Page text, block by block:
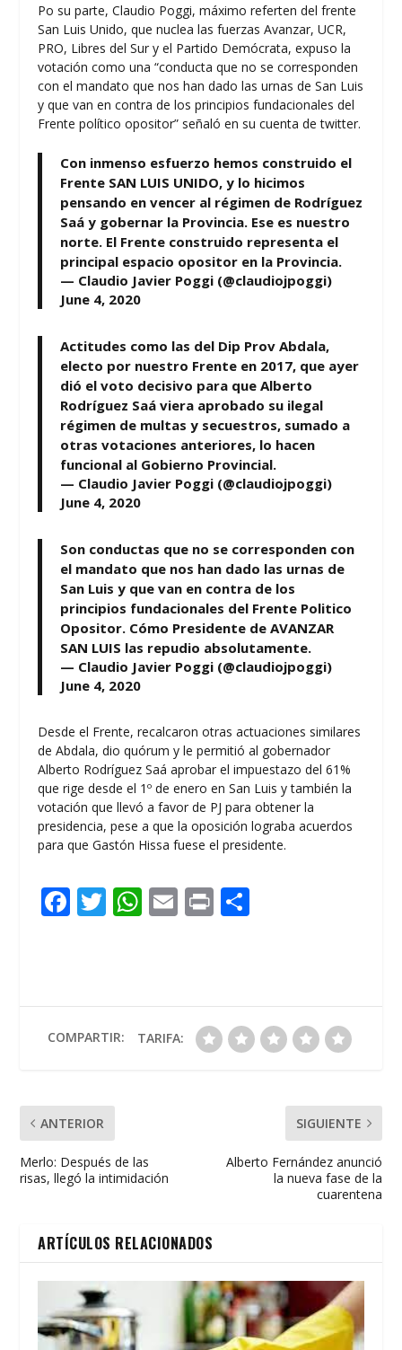
Po su parte, Claudio Poggi, máximo referten del frente
San Luis Unido, que nuclea las fuerzas Avanzar, UCR,
PRO, Libres del Sur y el Partido Demócrata, expuso la
votación como una “conducta que no se corresponden
con el mandato que nos han dado las urnas de San Luis
y que van en contra de los principios fundacionales del
Frente político opositor” señaló en su cuenta de twitter.
Con inmenso esfuerzo hemos construido el
Frente SAN LUIS UNIDO, y lo hicimos
pensando en vencer al régimen de Rodríguez
Saá y gobernar la Provincia. Ese es nuestro
norte. El Frente construido representa el
principal espacio opositor en la Provincia.
— Claudio Javier Poggi (@claudiojpoggi)
June 4, 2020
Actitudes como las del Dip Prov Abdala,
electo por nuestro Frente en 2017, que ayer
dió el voto decisivo para que Alberto
Rodríguez Saá viera aprobado su ilegal
régimen de multas y secuestros, sumado a
otras votaciones anteriores, lo hacen
funcional al Gobierno Provincial.
— Claudio Javier Poggi (@claudiojpoggi)
June 4, 2020
Son conductas que no se corresponden con
el mandato que nos han dado las urnas de
San Luis y que van en contra de los
principios fundacionales del Frente Politico
Opositor. Cómo Presidente de AVANZAR
SAN LUIS las repudio absolutamente.
— Claudio Javier Poggi (@claudiojpoggi)
June 4, 2020
Desde el Frente, recalcaron otras actuaciones similares
de Abdala, dio quórum y le permitió al gobernador
Alberto Rodríguez Saá aprobar el impuestazo del 61%
que rige desde el 1º de enero en San Luis y también la
votación que llevó a favor de PJ para obtener la
presidencia, pese a que la oposición lograba acuerdos
para que Gastón Hissa fuese el presidente.
F
o
o
T W
A
p
E Pr
ar
ti
COMPARTIR: TARIFA:
ANTERIOR
Merlo: Después de las
risas, llegó la intimidación
SIGUIENTE
Alberto Fernández anunció
la nueva fase de la
cuarentena
ARTÍCULOS RELACIONADOS